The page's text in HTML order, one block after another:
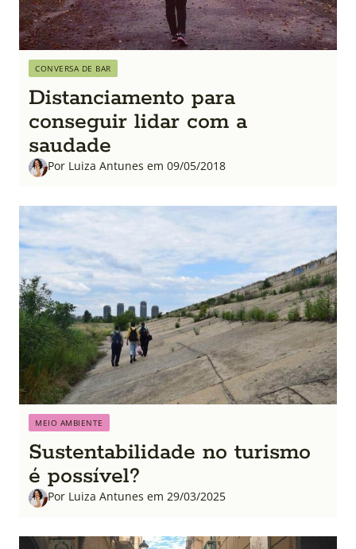
CONVERSA DE BAR
Distanciamento para
conseguir lidar com a
saudade
Por Luiza Antunes em 09/05/2018
MEIO AMBIENTE
Sustentabilidade no turismo
é possível?
Por Luiza Antunes em 29/03/2025